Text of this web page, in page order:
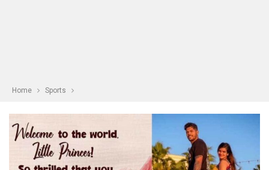
Home Sports